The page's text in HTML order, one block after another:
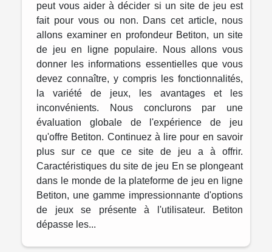
peut vous aider à décider si un site de jeu est
fait pour vous ou non. Dans cet article, nous
allons examiner en profondeur Betiton, un site
de jeu en ligne populaire. Nous allons vous
donner les informations essentielles que vous
devez connaître, y compris les fonctionnalités,
la variété de jeux, les avantages et les
inconvénients. Nous conclurons par une
évaluation globale de l'expérience de jeu
qu'offre Betiton. Continuez à lire pour en savoir
plus sur ce que ce site de jeu a à offrir.
Caractéristiques du site de jeu En se plongeant
dans le monde de la plateforme de jeu en ligne
Betiton, une gamme impressionnante d'options
de jeux se présente à l'utilisateur. Betiton
dépasse les...